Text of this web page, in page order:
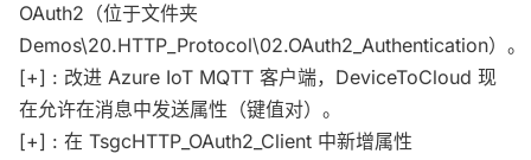
OAuth2（位于文件夹
Demos\20.HTTP_Protocol\02.OAuth2_Authentication）。
[+] : 改进 Azure IoT MQTT 客户端，DeviceToCloud 现
在允许在消息中发送属性（键值对）。
[+] : 在 TsgcHTTP_OAuth2_Client 中新增属性